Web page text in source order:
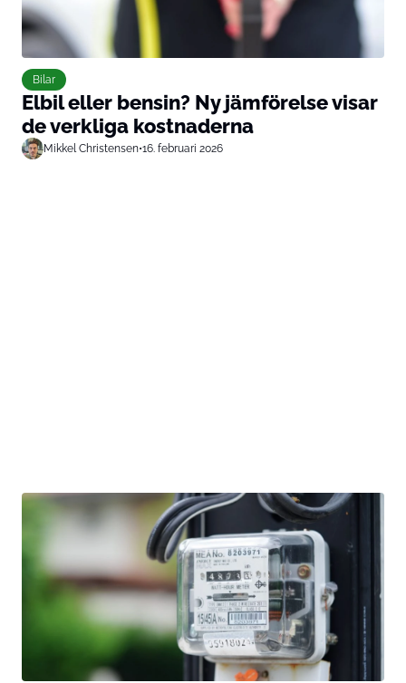
Bilar
Elbil eller bensin? Ny jämförelse visar
de verkliga kostnaderna
Mikkel Christensen•16. februari 2026